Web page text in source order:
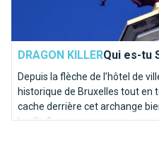
DRAGON KILLERQui es-tu
Depuis la flèche de l’hôtel de
historique de Bruxelles tout en
cache derrière cet archange
la ville ?